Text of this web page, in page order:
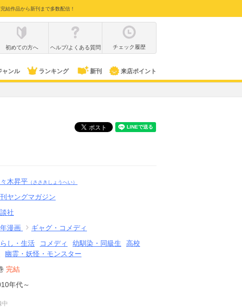
結作品から新刊まで多数配信！
初めての方へ ヘルプ/よくある質問 チェック履歴
ャンル ランキング 新刊 来店ポイント
木昇平 （ささきしょうへい）
ヤングマガジン
社
漫画
ギャグ・コメディ
し・生活 コメディ 幼馴染・同級生
高校
幽霊・妖怪・モンスター
完結
年代～
中